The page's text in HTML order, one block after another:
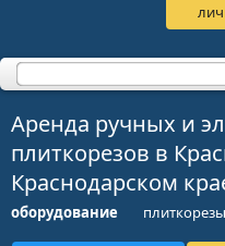
Аренда ручных и
плиткорезов в
Краснодарском
оборудование плиткорезы